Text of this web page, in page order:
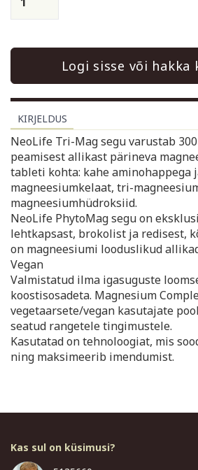
Logi sisse või hakka
KIRJELDUS
NeoLife Tri-Mag segu varustab
peamisest allikast pärineva
tableti kohta: kahe aminohappega
magneesiumkelaat, tri-
magneesiumhüdroksiid.
NeoLife PhytoMag segu on
lehtkapsast, brokolist ja redisest,
on magneesiumi looduslikud
Vegan
Valmistatud ilma igasuguste
koostisosadeta. Magnesium
vegetaarsete/vegan kasutajate
seatud rangetele tingimustele.
Kasutatad on tehnoloogiat, mis
ning maksimeerib imendumist.
Kas sul on küsimusi?